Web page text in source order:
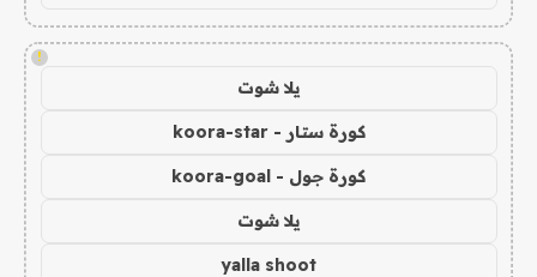
!
يلا شوت
كورة ستار - koora-star
كورة جول - koora-goal
يلا شوت
yalla shoot